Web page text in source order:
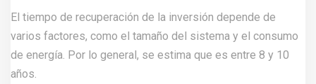
El tiempo de recuperación de la inversión depende de
varios factores, como el tamaño del sistema y el consumo
de energía. Por lo general, se estima que es entre 8 y 10
años.